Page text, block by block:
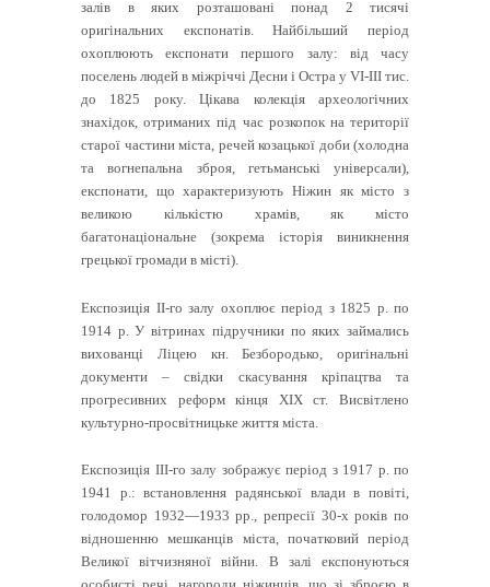
залів в яких розташовані понад 2 тисячі
оригінальних експонатів. Найбільший період
охоплюють експонати першого залу: від часу
поселень людей в міжріччі Десни і Остра у VI-III тис.
до 1825 року. Цікава колекція археологічних
знахідок, отриманих під час розкопок на території
старої частини міста, речей козацької доби (холодна
та вогнепальна зброя, гетьманські універсали),
експонати, що характеризують Ніжин як місто з
великою кількістю храмів, як місто
багатонаціональне (зокрема історія виникнення
грецької громади в місті).
Експозиція II-го залу охоплює період з 1825 р. по
1914 р. У вітринах підручники по яких займались
вихованці Ліцею кн. Безбородько, оригінальні
документи – свідки скасування кріпацтва та
прогресивних реформ кінця XIX ст. Висвітлено
культурно-просвітницьке життя міста.
Експозиція III-го залу зображує період з 1917 р. по
1941 р.: встановлення радянської влади в повіті,
голодомор 1932—1933 рр., репресії 30-х років по
відношенню мешканців міста, початковий період
Великої вітчизняної війни. В залі експонуються